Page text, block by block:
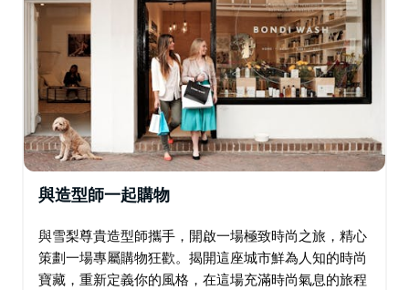
與造型師一起購物
與雪梨尊貴造型師攜手，開啟一場極致時尚之旅，精心
策劃一場專屬購物狂歡。揭開這座城市鮮為人知的時尚
寶藏，重新定義你的風格，在這場充滿時尚氣息的旅程